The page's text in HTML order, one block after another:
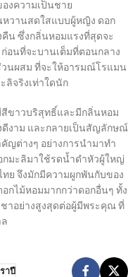
งความเป็นชาย
หวานสดใสแบบผู้หญิง ดอก
น ซึ่งกลิ่นหอมแรงที่สุดจะ
อนที่จะบานเต็มที่ตอนกลาง
นผสม ที่จะให้อารมณ์โรแมน
ลิจริงเท่าใดนัก
ขาวบริสุทธิ์และมีกลิ่นหอม
ดีงาม และกลายเป็นสัญลักษณ์
ญต่างๆ อย่างการนำมาทำ
กมะลิมาใช้รดน้ำดำหัวผู้ใหญ่
ย จึงมักมีความผูกพันกับของ
กไม้หอมมากกว่าดอกอื่นๆ ทั้ง
าอย่างสูงสุดต่อผู้มีพระคุณ ที่
าปี